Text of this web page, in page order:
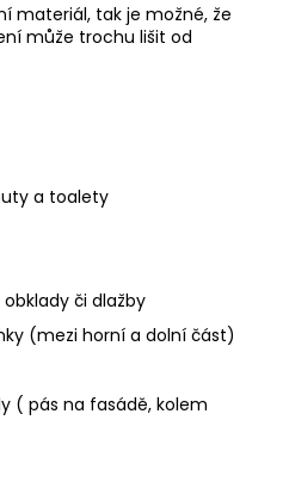
materiál, tak je možné, že
může trochu lišit od
a toalety
či dlažby
(mezi horní a dolní část)
( pás na fasádě, kolem